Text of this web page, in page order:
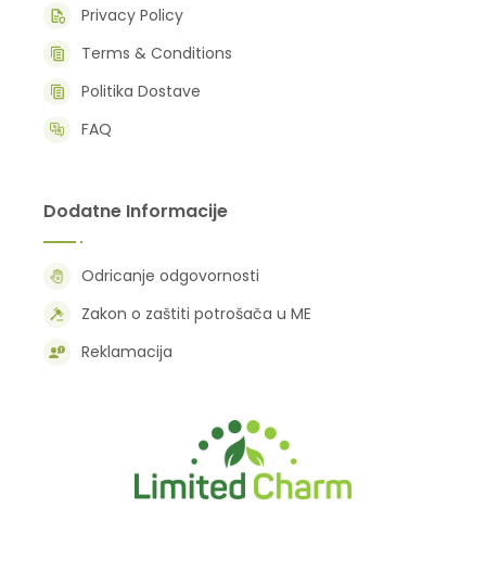
Privacy Policy
Terms & Conditions
Politika Dostave
FAQ
Dodatne Informacije
Odricanje odgovornosti
Zakon o zaštiti potrošača u ME
Reklamacija